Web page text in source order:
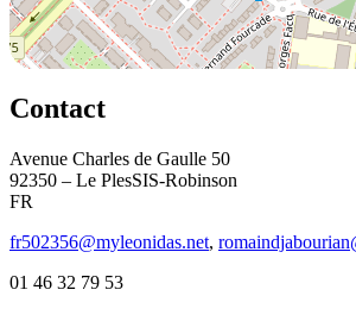
Contact
Avenue Charles de Gaulle 50
92350 – Le PlesSIS-Robinson
FR
fr502356@myleonidas.net,
01 46 32 79 53